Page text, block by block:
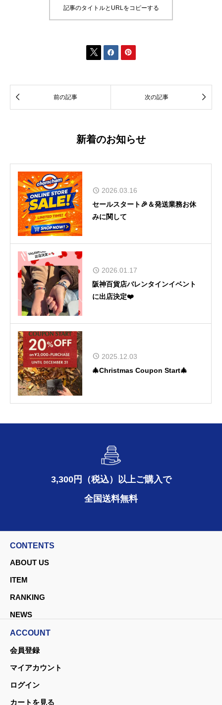
記事のタイトルとURLをコピーする
  
 前の記事 次の記事 
新着のお知らせ
2026.03.16
セールスタート🎉＆発送業務お休
みに関して
2026.01.17
阪神百貨店バレンタインイベント
に出店決定❤️
2025.12.03
🎄Christmas Coupon Start🎄
3,300円（税込）以上ご購入で
全国送料無料
CONTENTS
ABOUT US
ITEM
RANKING
NEWS
ACCOUNT
会員登録
マイアカウント
ログイン
カートを見る